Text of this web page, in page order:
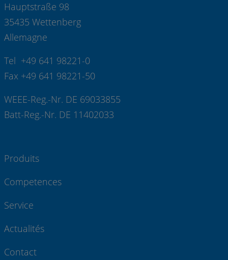
Hauptstraße 98
35435 Wettenberg
Allemagne
Tel +49 641 98221-0
Fax +49 641 98221-50
WEEE-Reg.-Nr. DE 69033855
Batt-Reg.-Nr. DE 11402033
Produits
Competences
Service
Actualités
Contact